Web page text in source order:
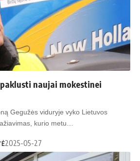
naujai mokestinei
Gegužės viduryje vyko Lietuvos
kurio metu…
2025-05-27